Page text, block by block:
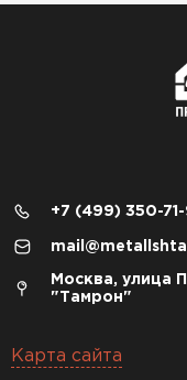
+7 (499) 350-
Москва, улица
"Тамрон"
Карта сайта